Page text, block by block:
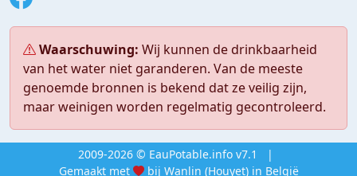
Waarschuwing: Wij kunnen de drinkbaarheid
van het water niet garanderen. Van de meeste
genoemde bronnen is bekend dat ze veilig zijn,
maar weinigen worden regelmatig gecontroleerd.
2009-2026 © EauPotable.info v7.1
|
Gemaakt met
bij Wanlin (Houyet) in België